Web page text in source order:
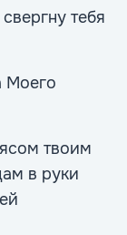
тебя
Моего
твоим
в руки